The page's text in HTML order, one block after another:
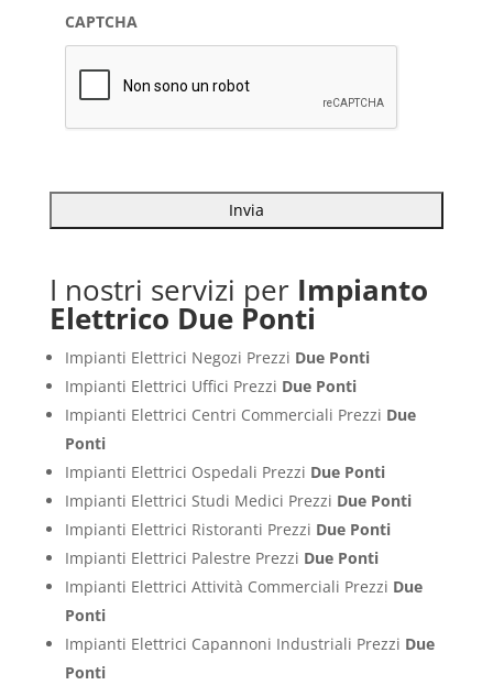
CAPTCHA
I nostri servizi per Impianto
Elettrico Due Ponti
Impianti Elettrici Negozi Prezzi Due Ponti
Impianti Elettrici Uffici Prezzi Due Ponti
Impianti Elettrici Centri Commerciali Prezzi Due
Ponti
Impianti Elettrici Ospedali Prezzi Due Ponti
Impianti Elettrici Studi Medici Prezzi Due Ponti
Impianti Elettrici Ristoranti Prezzi Due Ponti
Impianti Elettrici Palestre Prezzi Due Ponti
Impianti Elettrici Attività Commerciali Prezzi Due
Ponti
Impianti Elettrici Capannoni Industriali Prezzi Due
Ponti